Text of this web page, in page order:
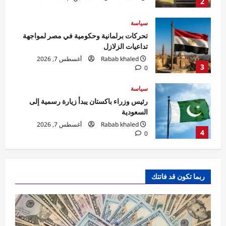
0
4
سياسة
رئيس وزراء باكستان يبدأ زيارة رسمية إلى
السعودية
Rabab khaled
أغسطس 7, 2026
0
5
محافظات
محافظ الجيزة يعلن بدء تطوير ورصف شارع
وحتى نفق إمبابة
Eman Sherif
1
0
حوادث
ربما تكون قد فاتتك